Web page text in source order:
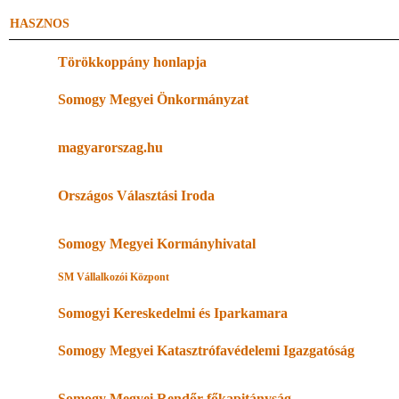
HASZNOS
Törökkoppány honlapja
Somogy Megyei Önkormányzat
magyarorszag.hu
Országos Választási Iroda
Somogy Megyei Kormányhivatal
SM Vállalkozói Központ
Somogyi Kereskedelmi és Iparkamara
Somogy Megyei Katasztrófavédelemi Igazgatóság